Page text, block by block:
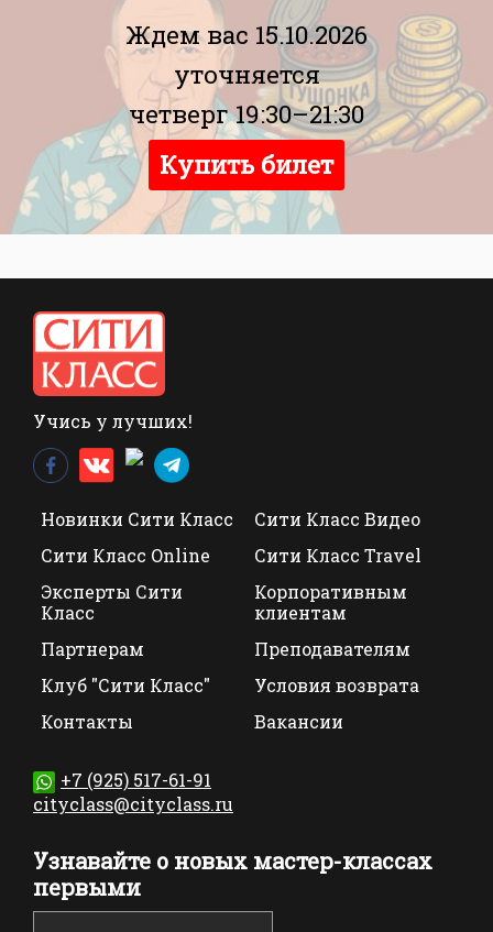
Ждем вас 15.10.2026
уточняется
четверг 19:30–21:30
Купить билет
Учись у лучших!
Новинки Сити Класс
Сити Класс Видео
Сити Класс Online
Сити Класс Travel
Эксперты Сити
Класс
Корпоративным
клиентам
Партнерам
Преподавателям
Клуб "Сити Класс"
Условия возврата
Контакты
Вакансии
+7 (925) 517-61-91
cityclass@cityclass.ru
Узнавайте о новых мастер-классах
первыми